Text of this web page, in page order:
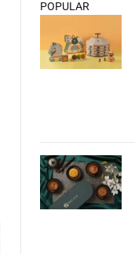
POPULAR